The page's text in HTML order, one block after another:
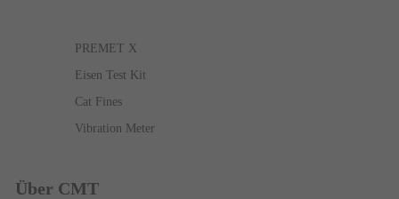
PREMET X
Eisen Test Kit
Cat Fines
Vibration Meter
Über CMT